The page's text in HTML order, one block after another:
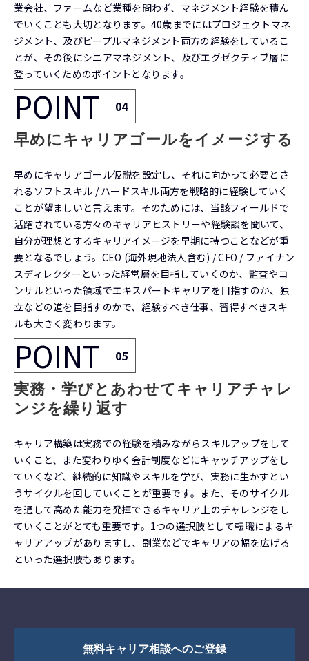
業会社、ファームなど業種を問わず、マネジメント経験を積ん
でいくことも大切となります。40歳までにはプロジェクトマネ
ジメント、及びピープルマネジメント両方の経験をしているこ
とが、その後にシニアマネジメント、及びエグゼクティブ層に
登っていくためのポイントとなります。
POINT 04
早めにキャリアゴールをイメージする
早めにキャリアゴール仮説を設定し、それに向かって必要とさ
れるソフトスキル / ハードスキル両方を戦略的に経験していく
ことが望ましいと言えます。そのためには、当該フィールドで
活躍されている方々のキャリアヒストリーや経験談を聞いて、
自分が理想とするキャリアイメージを早期に持つことなどが重
要となるでしょう。CEO (海外現地法人含む) / CFO / ファイナン
スディレクターといった経営層を目指していくのか、監査やコ
ンサルといった領域でエキスパートキャリアを目指すのか、独
立などの道を目指すのかで、経験すべき仕事、習得すべきスキ
ルも大きく変わります。
POINT 05
実務・学びとあわせてキャリアチャレ
ンジを繰り返す
キャリア構築は実務での経験を積みながらスキルアップをして
いくこと、また変わりゆく会計制度などにキャッチアップをし
ていくなど、継続的に知識やスキルを学び、実務に生かすとい
うサイクルを回していくことが重要です。また、そのサイクル
を通して高めた能力を発揮できるキャリア上のチャレンジをし
ていくことがとても重要です。1つの選択肢として転職によるキ
ャリアアップがありますし、副業などでキャリアの幅を広げる
といった選択肢もあります。
無料キャリア相談へのご登録